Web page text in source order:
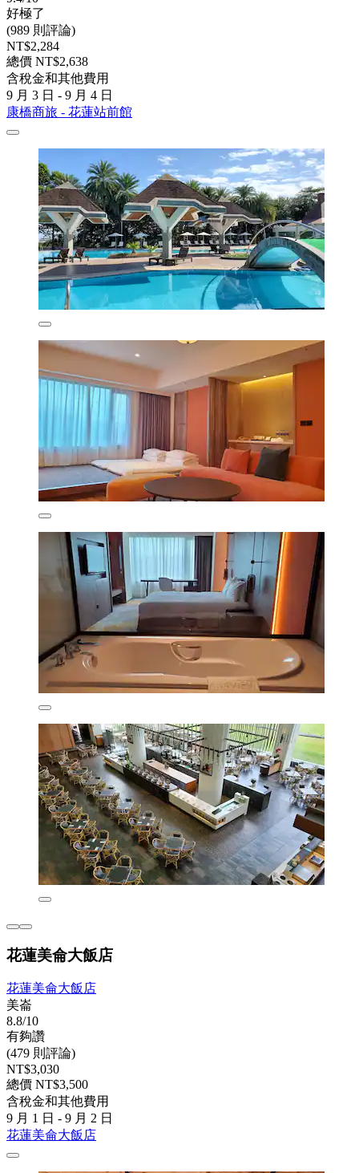
好極了
(989 則評論)
NT$2,284
總價 NT$2,638
含稅金和其他費用
9 月 3 日 - 9 月 4 日
康橋商旅 - 花蓮站前館
花蓮美侖大飯店
花蓮美侖大飯店
美崙
8.8/10
有夠讚
(479 則評論)
NT$3,030
總價 NT$3,500
含稅金和其他費用
9 月 1 日 - 9 月 2 日
花蓮美侖大飯店